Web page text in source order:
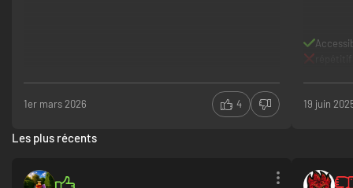
1er mars 2026 4 19 juin
Les plus récents